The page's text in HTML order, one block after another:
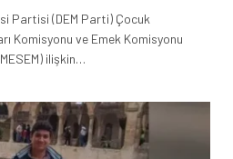
Partisi (DEM Parti) Çocuk
Komisyonu ve Emek Komisyonu
ilişkin…